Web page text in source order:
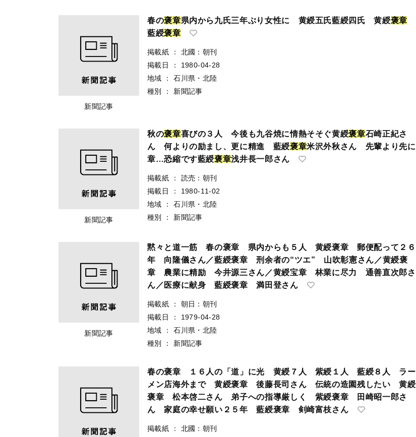
新聞記事
春の褒章県内から九氏三年ぶり女性に 黄綬五氏藍綬四氏 黄綬褒章
藍綬褒章
掲載紙 ：
北國：朝刊
掲載日
：
1980-04-28
地域
：
石川県・北陸
種別
： 新聞記事
新聞記事
秋の褒章喜びの３人 今後も九谷焼に情熱そそぐ黄綬褒章石崎正紀さ
ん 何よりの励まし、更に精進 藍綬褒章米沢外秋さん 先輩より先に
章…恐縮です藍綬褒章浅井長一郎さん
掲載紙 ：
読売：朝刊
掲載日
：
1980-11-02
地域
：
石川県・北陸
種別
： 新聞記事
新聞記事
黙々と道一筋 春の褒章 県内からも５人 黄綬褒章 郵便配って２６
年 向隆儀さん／藍綬褒章 刑余者の“ツエ” 山吹彰憲さん／黄綬褒
章 農業に精励 今井源三さん／黄綬宝章 林業に尽力 通善直次郎さ
ん／医療に献身 藍綬褒章 満田登さん
掲載紙 ：
朝日：朝刊
掲載日
：
1979-04-28
地域
：
石川県・北陸
種別
： 新聞記事
春の褒章 １６人の「道」に光 黄綬７人 紫綬１人 藍綬８人 ラー
メン店海外まで 黄綬褒章 後藤長司さん 伝統の造園残したい 黄綬
褒章 松本啓二さん 弟子への指導厳しく 紫綬褒章 田崎昭一郎さ
ん 家庭の幸せ願い２５年 藍綬褒章 剣崎富枝さん
掲載紙 ：
北國：朝刊